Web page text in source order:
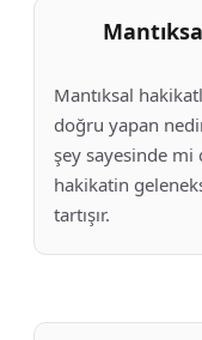
Mantıksal
doğru yapan
şey sayesinde mi
hakikatin
tartışır.